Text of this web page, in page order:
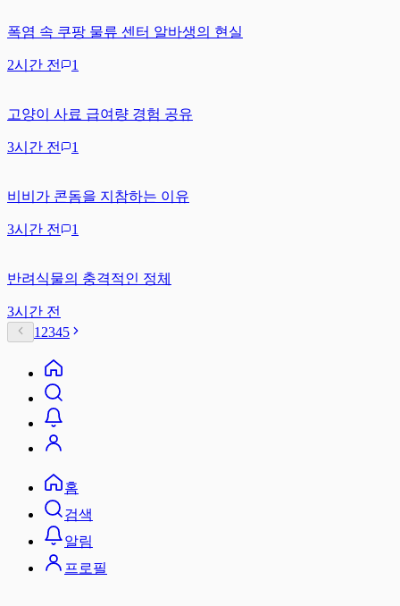
폭염 속 쿠팡 물류 센터 알바생의 현실
2시간 전 1
고양이 사료 급여량 경험 공유
3시간 전 1
비비가 콘돔을 지참하는 이유
3시간 전 1
반려식물의 충격적인 정체
3시간 전
1 2345
홈
검색
알림
프로필